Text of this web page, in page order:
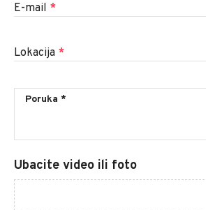
E-mail *
Lokacija *
Ubacite video ili foto